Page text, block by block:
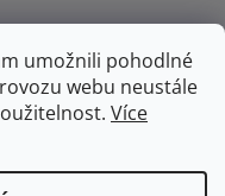
umožnili pohodlné
webu neustále
Více